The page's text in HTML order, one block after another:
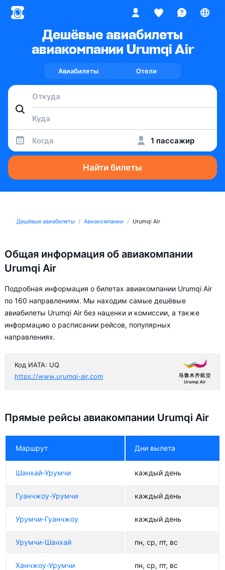
Дешёвые авиабилеты
авиакомпании Urumqi Air
Авиабилеты Отели
Когда 1 пассажир
Найти билеты
Дешёвые авиабилеты Авиакомпании Urumqi Air
Общая информация об авиакомпании
Urumqi Air
Подробная информация о билетах авиакомпании Urumqi Air
по 160 направлениям. Мы находим самые дешёвые
авиабилеты Urumqi Air без наценки и комиссии, а также
информацию о расписании рейсов, популярных
направлениях.
Код ИАТА: UQ
https://www.urumqi-air.com
Прямые рейсы авиакомпании Urumqi Air
Маршрут Дни вылета
Шанхай-Урумчи каждый день
Гуанчжоу-Урумчи каждый день
Урумчи-Гуанчжоу каждый день
Урумчи-Шанхай пн, ср, пт, вс
Ханчжоу-Урумчи пн, ср, пт, вс